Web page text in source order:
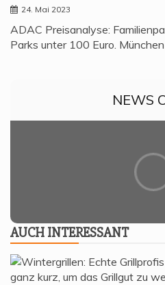
24. Mai 2023
ADAC Preisanalyse:
Parks unter 100 Euro.
NEWS
AUCH INTER­ES­SANT